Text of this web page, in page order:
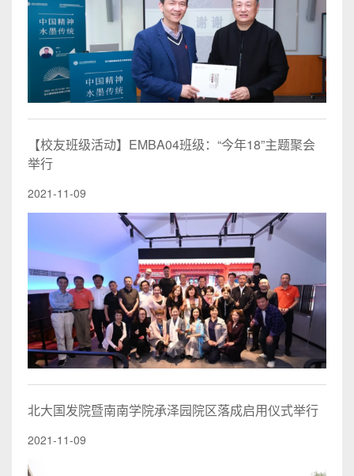
【校友班级活动】EMBA04班级：“今年18”主题聚会
举行
2021-11-09
北大国发院暨南南学院承泽园院区落成启用仪式举行
2021-11-09